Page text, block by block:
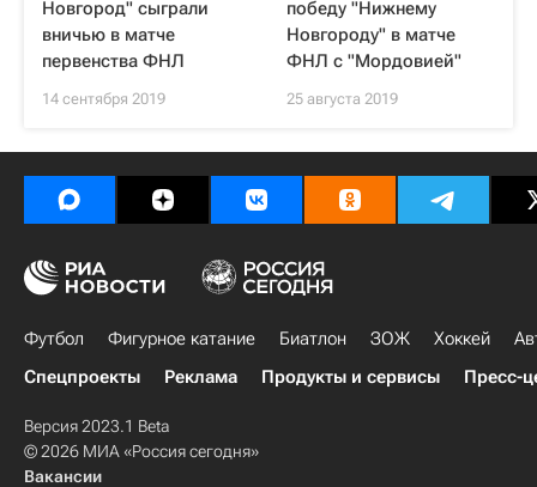
Новгород" сыграли
вничью в матче
первенства ФНЛ
14 сентября 2019
победу "Нижнему
Новгороду" в матче
ФНЛ с "Мордовией"
25 августа 2019
Футбол Фигурное катание Биатлон ЗОЖ Хоккей
Спецпроекты
Реклама Продукты и сервисы Пресс-
Версия 2023.1 Beta
© 2026 МИА «Россия сегодня»
Вакансии